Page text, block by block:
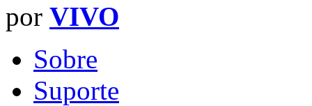
por VIVO
Sobre
Suporte